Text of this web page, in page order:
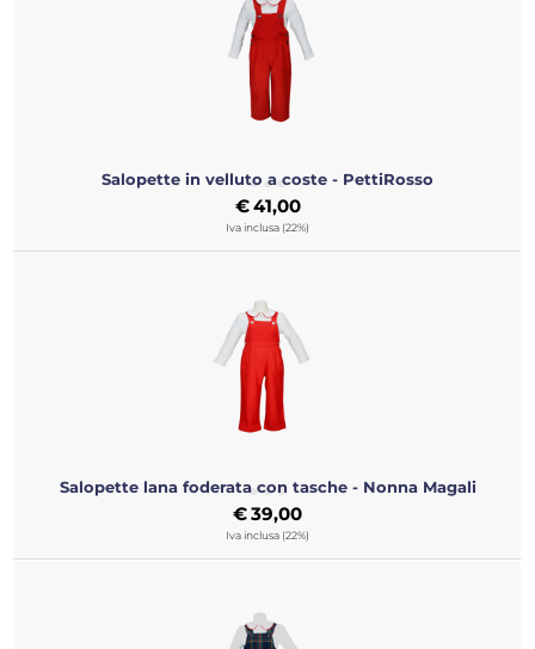
Salopette in velluto a coste - PettiRosso
€41,00
Iva inclusa (22%)
Salopette lana foderata con tasche - Nonna Magali
€39,00
Iva inclusa (22%)